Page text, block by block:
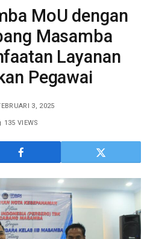
MoU dengan
Masamba
Layanan
Pegawai
3, 2025
135 VIEWS